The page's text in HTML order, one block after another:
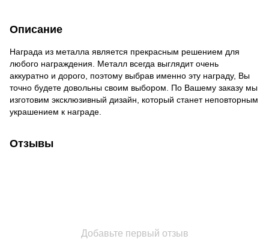
Описание
Награда из металла является прекрасным решением для
любого награждения. Металл всегда выглядит очень
аккуратно и дорого, поэтому выбрав именно эту награду, Вы
точно будете довольны своим выбором. По Вашему заказу мы
изготовим эксклюзивный дизайн, который станет неповторным
украшением к награде.
Отзывы
Добавьте первый отзыв